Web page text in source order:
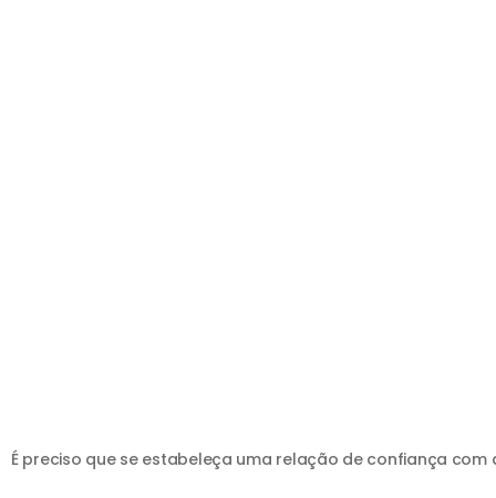
É preciso que se estabeleça uma relação de confiança com